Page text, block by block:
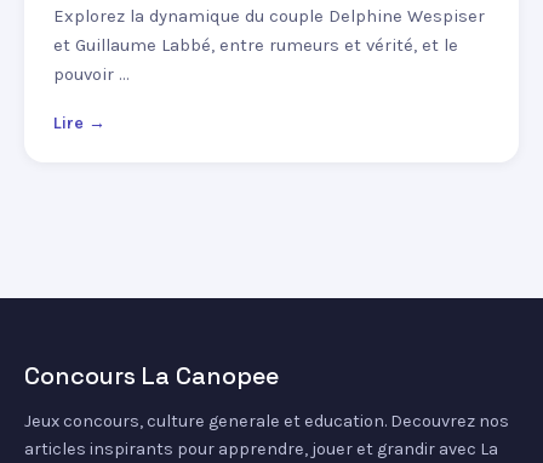
Explorez la dynamique du couple Delphine Wespiser
et Guillaume Labbé, entre rumeurs et vérité, et le
pouvoir …
Lire →
Concours La Canopee
Jeux concours, culture generale et education. Decouvrez nos
articles inspirants pour apprendre, jouer et grandir avec La